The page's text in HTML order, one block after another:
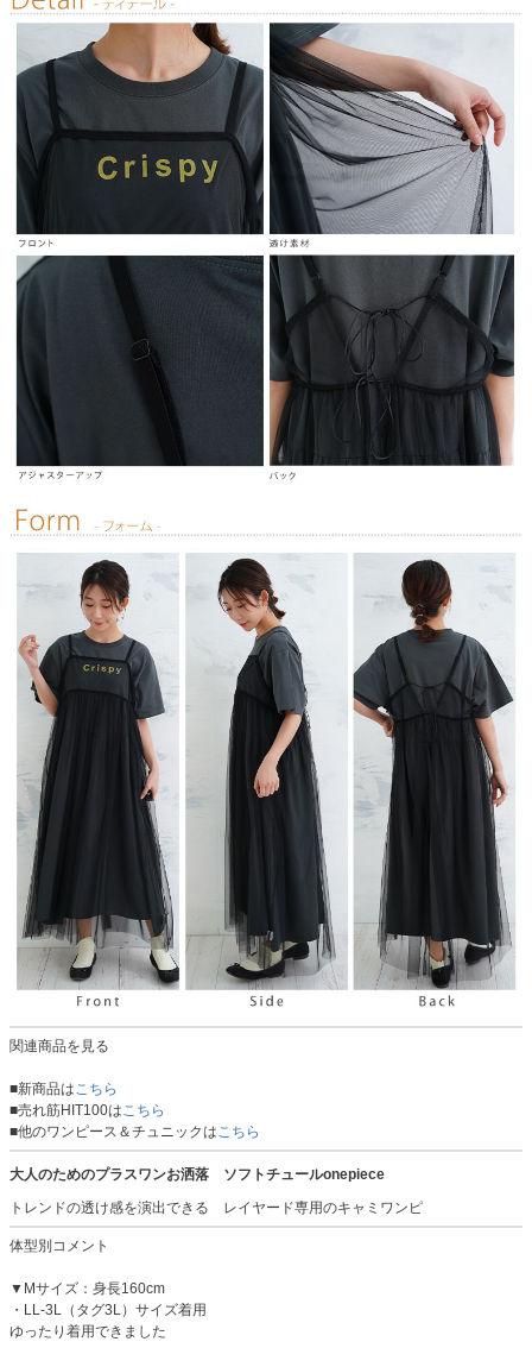
関連商品を見る
■新商品はこちら
■売れ筋HIT100はこちら
■他のワンピース＆チュニックはこちら
大人のためのプラスワンお洒落 ソフトチュールonepiece
トレンドの透け感を演出できる レイヤード専用のキャミワンピ
体型別コメント
▼Mサイズ：身長160cm
・LL-3L（タグ3L）サイズ着用
ゆったり着用できました